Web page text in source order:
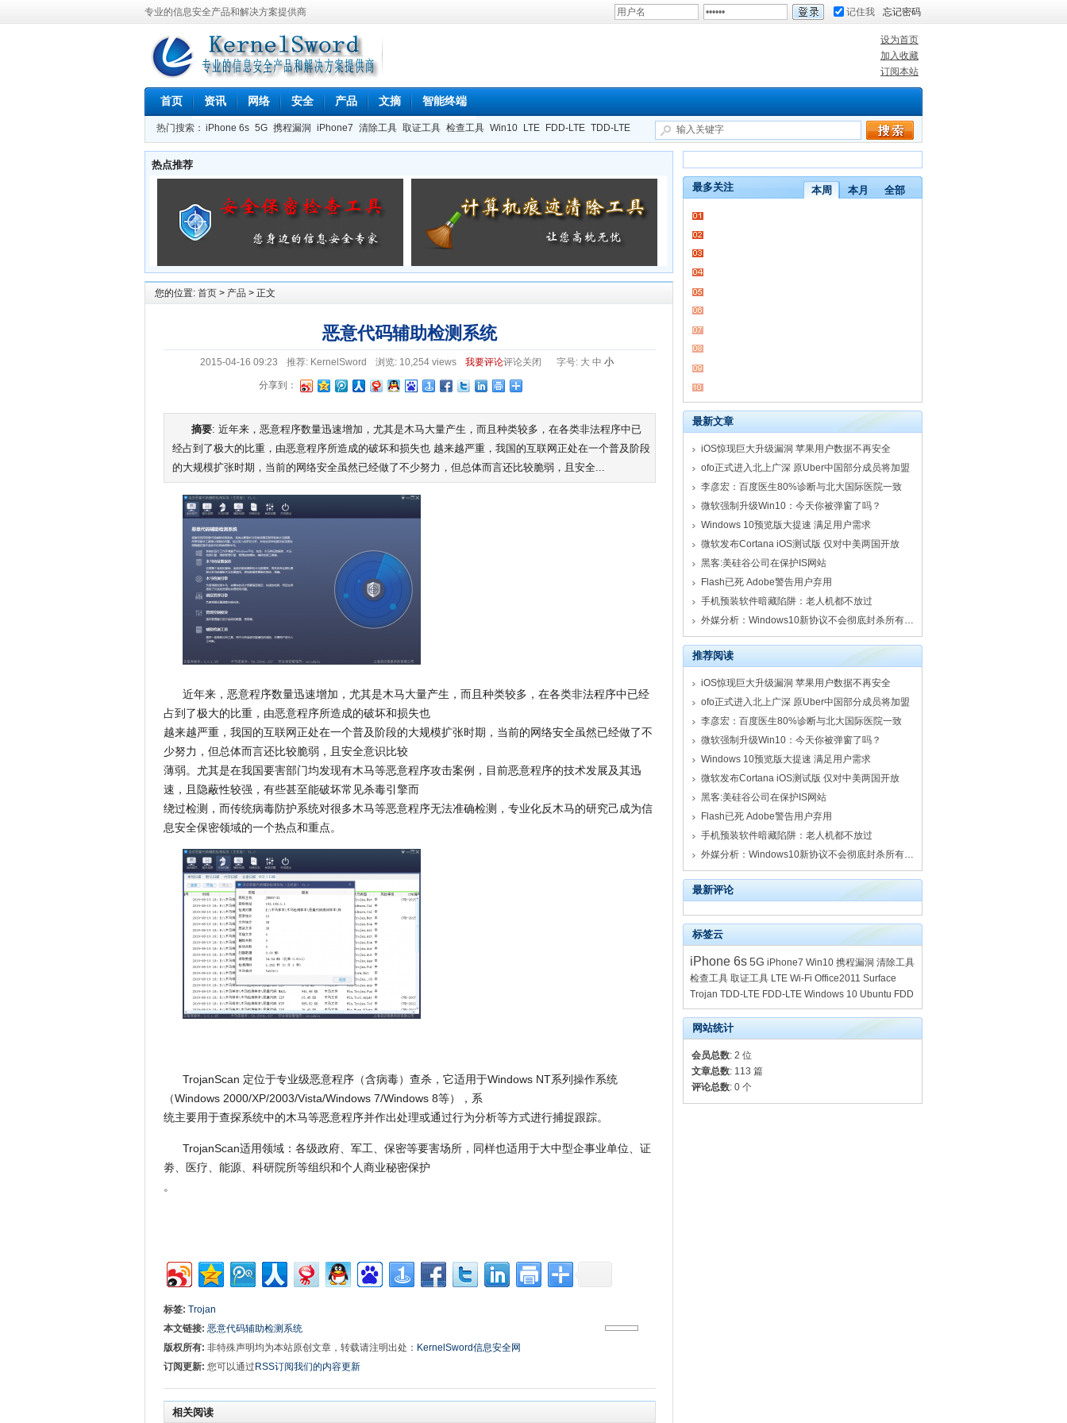
专业的信息安全产品和解决方案提供商 记住我 忘记密码
设为首页
加入收藏
订阅本站
首页 资讯 网络 安全 产品 文摘 智能终端
热门搜索： iPhone 6s 5G 携程漏洞 iPhone7 清除工具 取证工具 检查工具 Win10 LTE FDD-LTE TDD-LTE
FDD Ubuntu Wi-Fi Windows 10
热点推荐
您的位置: 首页 > 产品 > 正文
恶意代码辅助检测系统
2015-04-16 09:23 推荐: KernelSword 浏览: 10,254 views 我要评论评论关闭 字号: 大 中 小
分享到：
摘要: 近年来，恶意程序数量迅速增加，尤其是木马大量产生，而且种类较多，在各类非法程序中已
经占到了极大的比重，由恶意程序所造成的破坏和损失也 越来越严重，我国的互联网正处在一个普及阶段
的大规模扩张时期，当前的网络安全虽然已经做了不少努力，但总体而言还比较脆弱，且安全...
近年来，恶意程序数量迅速增加，尤其是木马大量产生，而且种类较多，在各类非法程序中已经
占到了极大的比重，由恶意程序所造成的破坏和损失也
越来越严重，我国的互联网正处在一个普及阶段的大规模扩张时期，当前的网络安全虽然已经做了不
少努力，但总体而言还比较脆弱，且安全意识比较
薄弱。尤其是在我国要害部门均发现有木马等恶意程序攻击案例，目前恶意程序的技术发展及其迅
速，且隐蔽性较强，有些甚至能破坏常见杀毒引擎而
绕过检测，而传统病毒防护系统对很多木马等恶意程序无法准确检测，专业化反木马的研究己成为信
息安全保密领域的一个热点和重点。
TrojanScan 定位于专业级恶意程序（含病毒）查杀，它适用于Windows NT系列操作系统
（Windows 2000/XP/2003/Vista/Windows 7/Windows 8等），系
统主要用于查探系统中的木马等恶意程序并作出处理或通过行为分析等方式进行捕捉跟踪。
TrojanScan适用领域：各级政府、军工、保密等要害场所，同样也适用于大中型企事业单位、证
劵、医疗、能源、科研院所等组织和个人商业秘密保护
。
标签: Trojan
本文链接: 恶意代码辅助检测系统
版权所有: 非特殊声明均为本站原创文章，转载请注明出处： KernelSword信息安全网
订阅更新: 您可以通过 RSS订阅我们的内容更新
相关阅读
最多关注 全部
本月
本周
最新文章
iOS惊现巨大升级漏洞 苹果用户数据不再安全
ofo正式进入北上广深 原Uber中国部分成员将加盟
李彦宏：百度医生80%诊断与北大国际医院一致
微软强制升级Win10：今天你被弹窗了吗？
Windows 10预览版大提速 满足用户需求
微软发布Cortana iOS测试版 仅对中美两国开放
黑客:美硅谷公司在保护IS网站
Flash已死 Adobe警告用户弃用
手机预装软件暗藏陷阱：老人机都不放过
外媒分析：Windows10新协议不会彻底封杀所有盗版游戏_爱玩网
推荐阅读
iOS惊现巨大升级漏洞 苹果用户数据不再安全
ofo正式进入北上广深 原Uber中国部分成员将加盟
李彦宏：百度医生80%诊断与北大国际医院一致
微软强制升级Win10：今天你被弹窗了吗？
Windows 10预览版大提速 满足用户需求
微软发布Cortana iOS测试版 仅对中美两国开放
黑客:美硅谷公司在保护IS网站
Flash已死 Adobe警告用户弃用
手机预装软件暗藏陷阱：老人机都不放过
外媒分析：Windows10新协议不会彻底封杀所有盗版游戏_爱玩网
最新评论
标签云
iPhone 6s5G iPhone7 Win10 携程漏洞 清除工具
检查工具 取证工具 LTE Wi-Fi Office2011 Surface
Trojan TDD-LTE FDD-LTE Windows 10 Ubuntu FDD
网站统计
会员总数: 2 位
文章总数: 113 篇
评论总数: 0 个